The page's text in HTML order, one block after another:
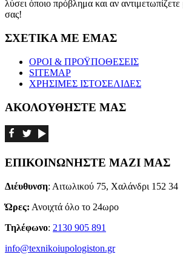
λύσει όποιο πρόβλημα και αν
σας!
ΣΧΕΤΙΚΑ ΜΕ ΕΜΑΣ
ΟΡΟΙ & ΠΡΟΫΠΟΘΕΣΕΙΣ
SITEMAP
ΧΡΗΣΙΜΕΣ ΙΣΤΟΣΕΛΙΔΕΣ
ΑΚΟΛΟΥΘΗΣΤΕ ΜΑΣ
ΕΠΙΚΟΙΝΩΝΗΣΤΕ ΜΑΖΙ ΜΑΣ
Διέυθυνση: Αιτωλικού 75, Χαλάνδρι 152 34
Ώρες: Ανοιχτά όλο το 24ωρο
Τηλέφωνο: 2130 905 891
info@texnikoiupologiston.gr